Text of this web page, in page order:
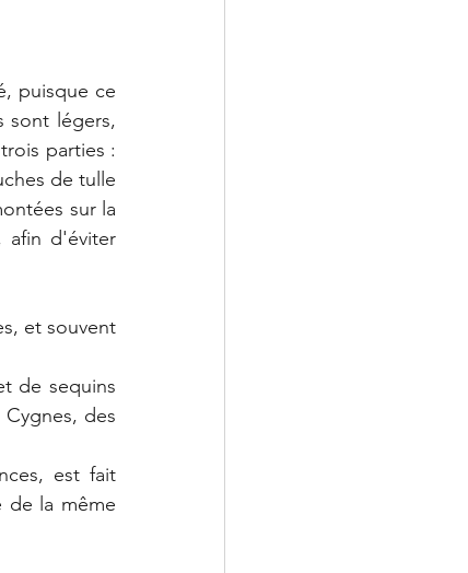
puisque ce
sont légers,
parties :
de tulle
sur la
afin d'éviter
et souvent
de sequins
des
est fait
de la même